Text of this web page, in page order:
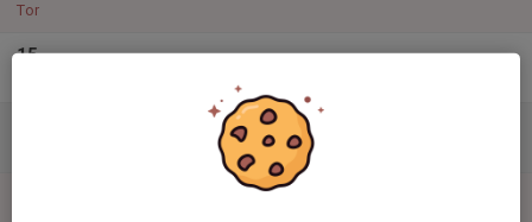
Tor
15